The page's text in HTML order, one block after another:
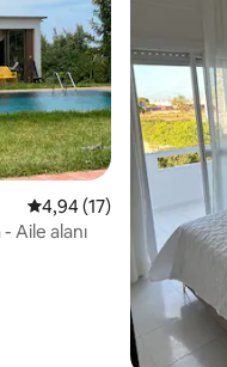
5 üzerinden ortalama
4,94 (17)
Aile alanı